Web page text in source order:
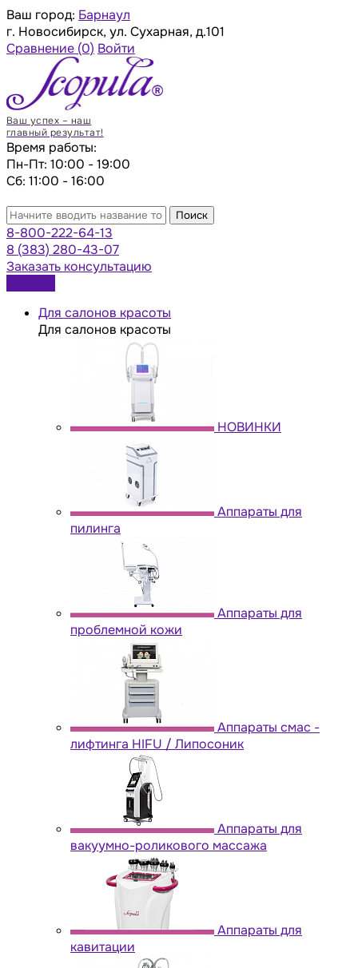
Ваш город: Барнаул
г. Новосибирск, ул. Сухарная, д.101
Сравнение (0) Войти
Ваш успех – наш
главный результат!
Время работы:
Пн-Пт: 10:00 - 19:00
Сб: 11:00 - 16:00
Поиск
8-800-222-64-13
8 (383) 280-43-07
Заказать консультацию
Для салонов красоты
Для салонов красоты
НОВИНКИ
Аппараты для
пилинга
Аппараты для
проблемной кожи
Аппараты cмас -
лифтинга HIFU / Липосоник
Аппараты для
вакуумно-роликового массажа
Аппараты для
кавитации